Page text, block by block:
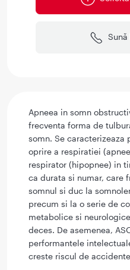
Apneea in somn
frecventa forma de
somn. Se
oprire a respiratiei
respirator (hipopnee) in
ca durata si numar, care
somnul si duc la
precum si la o serie de
metabolice si
deces. De asemenea,
performantele
creste riscul de